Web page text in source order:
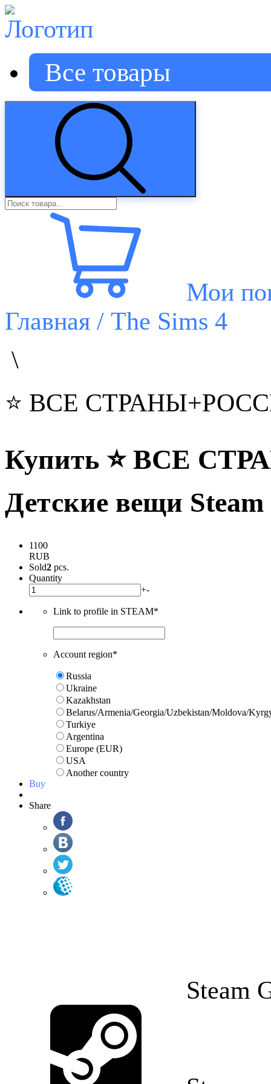
Все товары
Мои
Главная / The Sims 4
\
⭐️ ВСЕ
Купить ⭐️ ВСЕ
Детские вещи
1100
RUB
Sold2 pcs.
Quantity
+-
Link to profile in STEAM*
Account region*
Russia
Ukraine
Kazakhstan
Belarus/Armenia/Georgia/Uzbekistan/Moldova/
Turkiye
Argentina
Europe (EUR)
USA
Another country
Buy
Share
Steam